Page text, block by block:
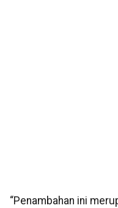
“Penambahan ini